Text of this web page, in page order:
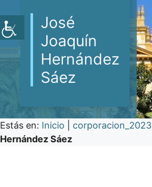
José
Joaquín
Hernández
Sáez
Estás en: Inicio corporacion_2023
Hernández Sáez